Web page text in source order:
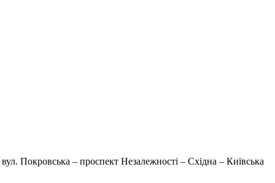
Покровська – проспект Незалежності – Східна – Київська